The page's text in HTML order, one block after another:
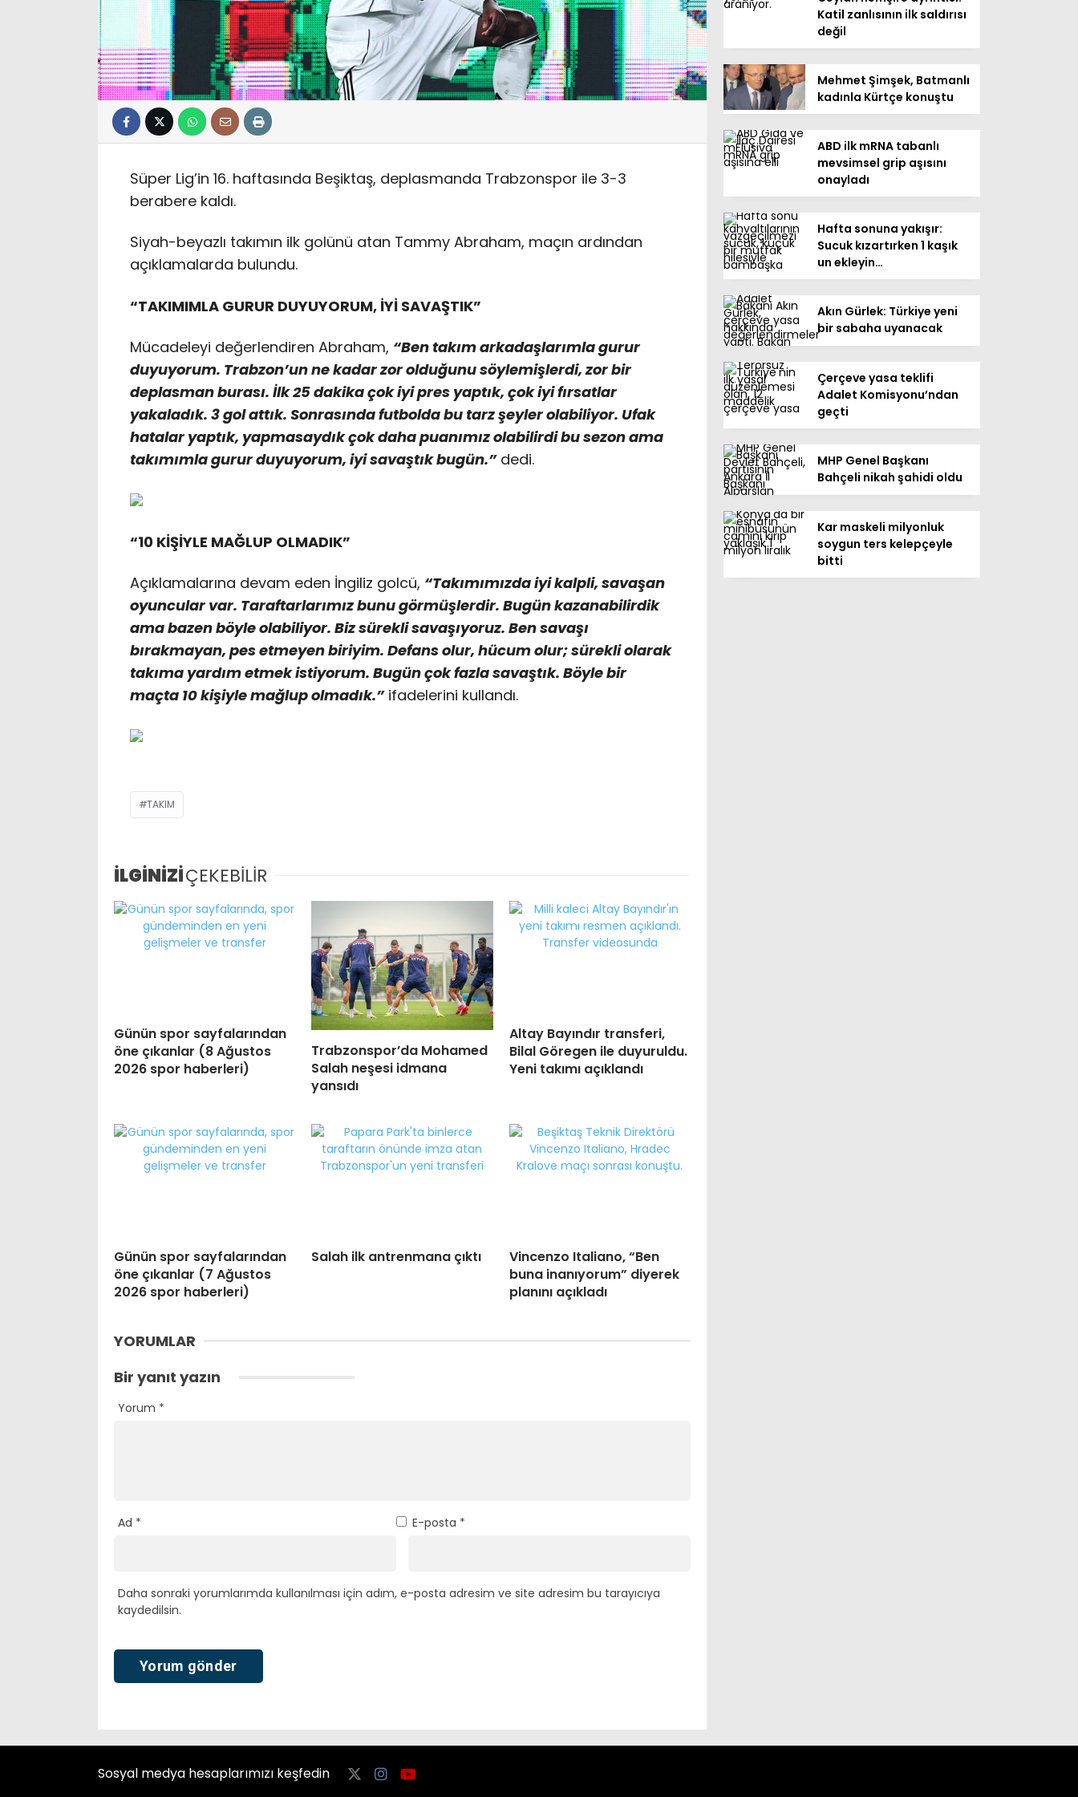
Süper Lig’in 16. haftasında Beşiktaş, deplasmanda Trabzonspor ile 3-3
berabere kaldı.
Siyah-beyazlı takımın ilk golünü atan Tammy Abraham, maçın ardından
açıklamalarda bulundu.
“TAKIMIMLA GURUR DUYUYORUM, İYİ SAVAŞTIK”
Mücadeleyi değerlendiren Abraham, “Ben takım arkadaşlarımla gurur
duyuyorum. Trabzon’un ne kadar zor olduğunu söylemişlerdi, zor bir
deplasman burası. İlk 25 dakika çok iyi pres yaptık, çok iyi fırsatlar
yakaladık. 3 gol attık. Sonrasında futbolda bu tarz şeyler olabiliyor. Ufak
hatalar yaptık, yapmasaydık çok daha puanımız olabilirdi bu sezon ama
takımımla gurur duyuyorum, iyi savaştık bugün.”dedi.
“10 KİŞİYLE MAĞLUP OLMADIK”
Açıklamalarına devam eden İngiliz golcü, “Takımımızda iyi kalpli, savaşan
oyuncular var. Taraftarlarımız bunu görmüşlerdir. Bugün kazanabilirdik
ama bazen böyle olabiliyor. Biz sürekli savaşıyoruz. Ben savaşı
bırakmayan, pes etmeyen biriyim. Defans olur, hücum olur; sürekli olarak
takıma yardım etmek istiyorum. Bugün çok fazla savaştık. Böyle bir
maçta 10 kişiyle mağlup olmadık.”ifadelerini kullandı.
TAKIM
İLGİNİZİÇEKEBİLİR
Günün spor sayfalarından
öne çıkanlar (8 Ağustos
2026 spor haberleri)
Trabzonspor’da Mohamed
Salah neşesi idmana
yansıdı
Altay Bayındır transferi,
Bilal Göregen ile duyuruldu.
Yeni takımı açıklandı
Günün spor sayfalarından
öne çıkanlar (7 Ağustos
2026 spor haberleri)
Salah ilk antrenmana çıktı
Vincenzo Italiano, “Ben
buna inanıyorum” diyerek
planını açıkladı
YORUMLAR
Bir yanıt yazın
Yorum *
Ad * E-posta *
Daha sonraki yorumlarımda kullanılması için adım, e-posta adresim ve site adresim bu tarayıcıya
kaydedilsin.
Katil zanlısının ilk saldırısı
değil
Mehmet Şimşek, Batmanlı
kadınla Kürtçe konuştu
ABD ilk mRNA tabanlı
mevsimsel grip aşısını
onayladı
Hafta sonuna yakışır:
Sucuk kızartırken 1 kaşık
un ekleyin…
Akın Gürlek: Türkiye yeni
bir sabaha uyanacak
Çerçeve yasa teklifi
Adalet Komisyonu’ndan
geçti
MHP Genel Başkanı
Bahçeli nikah şahidi oldu
Kar maskeli milyonluk
soygun ters kelepçeyle
bitti
Sosyal medya hesaplarımızı keşfedin